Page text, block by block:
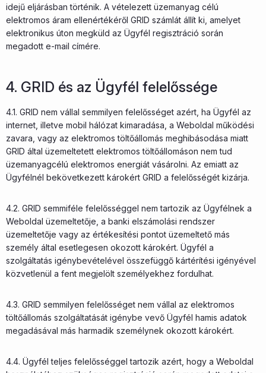
idejű eljárásban történik. A vételezett üzemanyag célú
elektromos áram ellenértékéről GRID számlát állít ki, amelyet
elektronikus úton megküld az Ügyfél regisztráció során
megadott e-mail címére.
4. GRID és az Ügyfél felelőssége
4.1. GRID nem vállal semmilyen felelősséget azért, ha Ügyfél az
internet, illetve mobil hálózat kimaradása, a Weboldal működési
zavara, vagy az elektromos töltőállomás meghibásodása miatt
GRID által üzemeltetett elektromos töltőállomáson nem tud
üzemanyagcélú elektromos energiát vásárolni. Az emiatt az
Ügyfélnél bekövetkezett károkért GRID a felelősségét kizárja.
4.2. GRID semmiféle felelősséggel nem tartozik az Ügyfélnek a
Weboldal üzemeltetője, a banki elszámolási rendszer
üzemeltetője vagy az értékesítési pontot üzemeltető más
személy által esetlegesen okozott károkért. Ügyfél a
szolgáltatás igénybevételével összefüggő kártérítési igényével
közvetlenül a fent megjelölt személyekhez fordulhat.
4.3. GRID semmilyen felelősséget nem vállal az elektromos
töltőállomás szolgáltatását igénybe vevő Ügyfél hamis adatok
megadásával más harmadik személynek okozott károkért.
4.4. Ügyfél teljes felelősséggel tartozik azért, hogy a Weboldal